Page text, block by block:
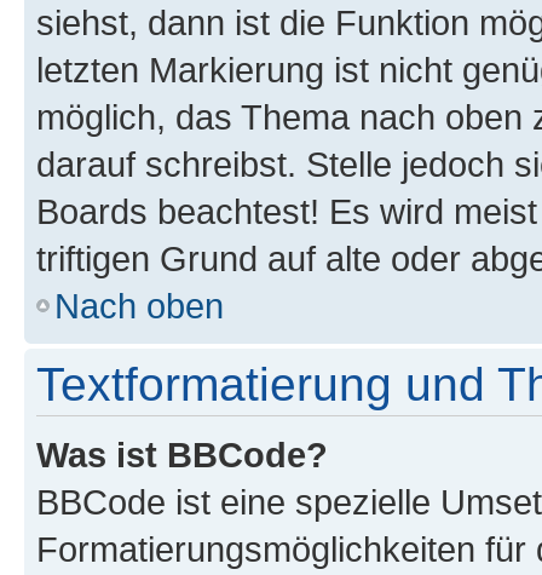
siehst, dann ist die Funktion
letzten Markierung ist nicht
möglich, das Thema nach oben
darauf schreibst. Stelle jedoch
Boards beachtest! Es wird
triftigen Grund auf alte oder
Nach oben
Textformatierung und
Was ist BBCode?
BBCode ist eine spezielle
Formatierungsmöglichkeiten